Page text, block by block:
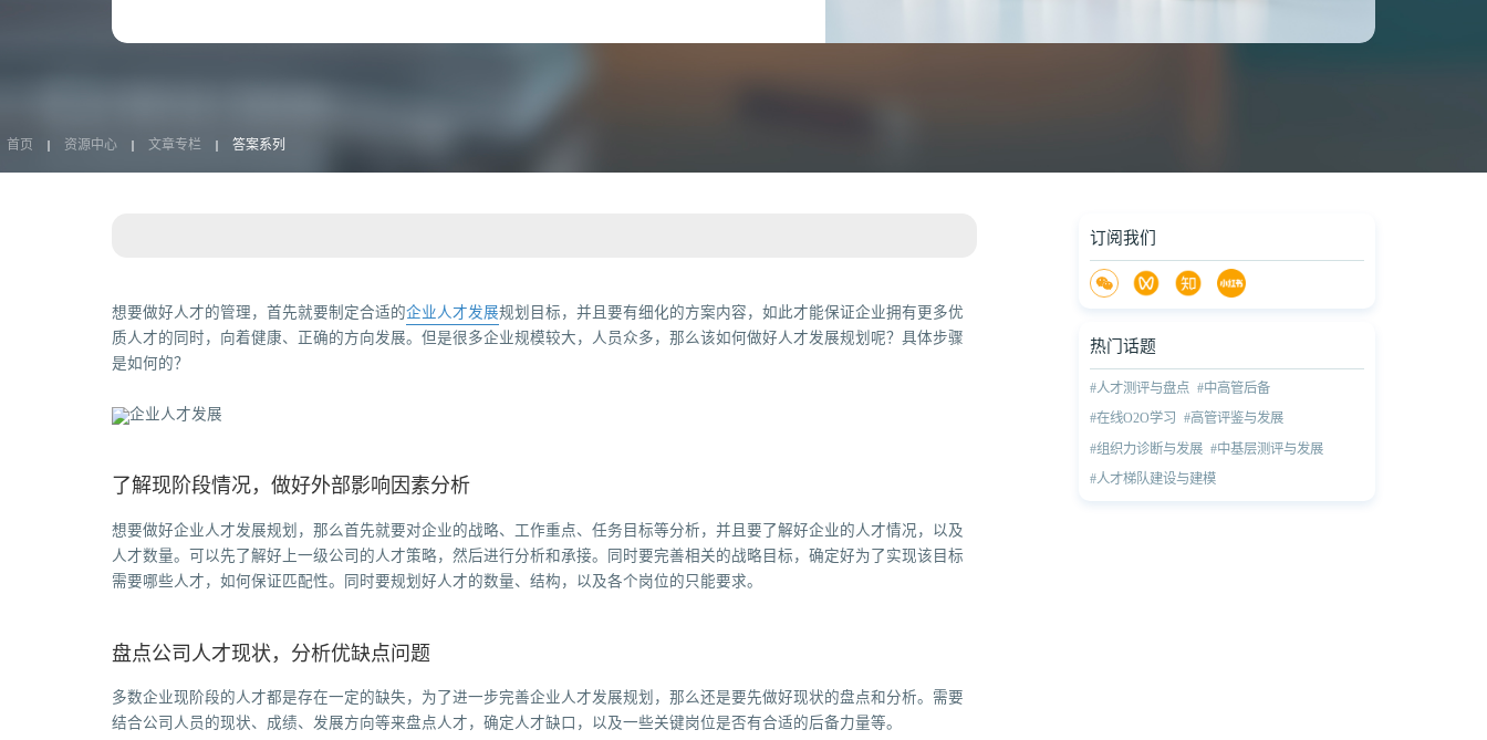
首页 资源中心 文章专栏 答案系列
想要做好人才的管理，首先就要制定合适的企业人才发展规划目标，并且要有细化的方案内容，如此才能保证企业拥有更多优
质人才的同时，向着健康、正确的方向发展。但是很多企业规模较大，人员众多，那么该如何做好人才发展规划呢？具体步骤
是如何的？
了解现阶段情况，做好外部影响因素分析
想要做好企业人才发展规划，那么首先就要对企业的战略、工作重点、任务目标等分析，并且要了解好企业的人才情况，以及
人才数量。可以先了解好上一级公司的人才策略，然后进行分析和承接。同时要完善相关的战略目标，确定好为了实现该目标
需要哪些人才，如何保证匹配性。同时要规划好人才的数量、结构，以及各个岗位的只能要求。
盘点公司人才现状，分析优缺点问题
多数企业现阶段的人才都是存在一定的缺失，为了进一步完善企业人才发展规划，那么还是要先做好现状的盘点和分析。需要
结合公司人员的现状、成绩、发展方向等来盘点人才，确定人才缺口，以及一些关键岗位是否有合适的后备力量等。
订阅我们
热门话题
#人才测评与盘点 #中高管后备
#在线O2O学习 #高管评鉴与发展
#组织力诊断与发展 #中基层测评与发展
#人才梯队建设与建模